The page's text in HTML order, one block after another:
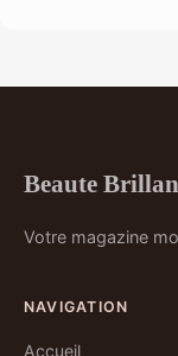
Beaute
Votre magazine
NAVIGATION
Accueil